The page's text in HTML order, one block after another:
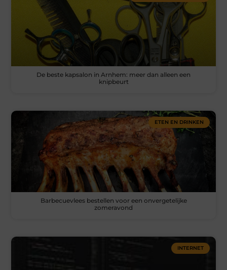
De beste kapsalon in Arnhem: meer dan alleen een
knipbeurt
ETEN EN DRINKEN
Barbecuevlees bestellen voor een onvergetelijke
zomeravond
INTERNET